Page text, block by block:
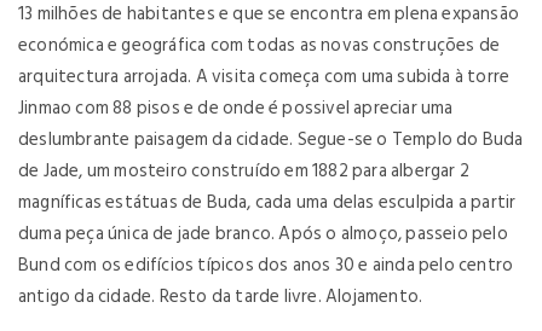
13 milhões de habitantes e que se encontra em plena expansão
económica e geográfica com todas as novas construções de
arquitectura arrojada. A visita começa com uma subida à torre
Jinmao com 88 pisos e de onde é possivel apreciar uma
deslumbrante paisagem da cidade. Segue-se o Templo do Buda
de Jade, um mosteiro construído em 1882 para albergar 2
magníficas estátuas de Buda, cada uma delas esculpida a partir
duma peça única de jade branco. Após o almoço, passeio pelo
Bund com os edifícios típicos dos anos 30 e ainda pelo centro
antigo da cidade. Resto da tarde livre. Alojamento.